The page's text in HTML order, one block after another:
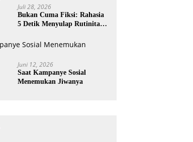
Juli 28, 2026
Bukan Cuma Fiksi: Rahasia
5 Detik Menyulap Rutinitas
Menggugah
Juni 12, 2026
Saat Kampanye Sosial
Menemukan Jiwanya